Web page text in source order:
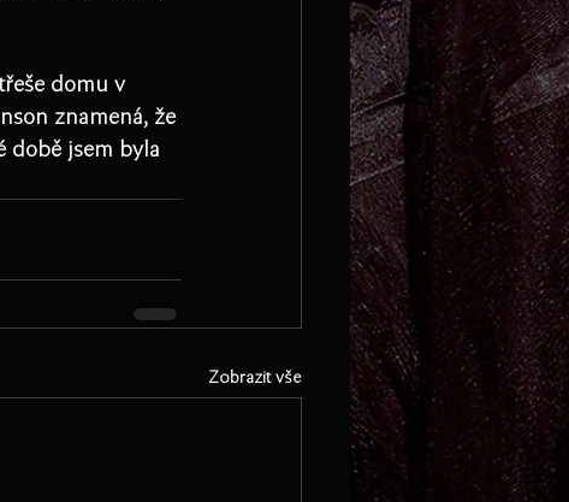
domu v
znamená, že
době jsem byla
Zobrazit vše